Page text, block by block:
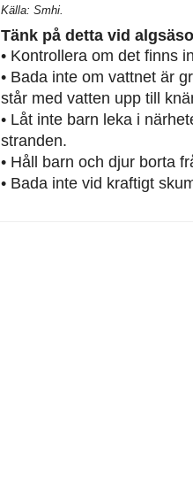
Källa: Smhi.
Tänk på detta vid
• Kontrollera om det finns
• Bada inte om vattnet är
står med vatten upp till
• Låt inte barn leka i
stranden.
• Håll barn och djur borta
• Bada inte vid kraftigt